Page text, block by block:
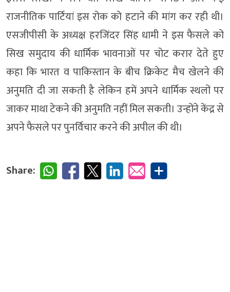
राजनीतिक पार्टियां इस रोक को हटाने की मांग कर रही थी।
एसजीपीसी के अध्यक्ष हरजिंदर सिंह धामी ने इस फैसले को
सिख समुदाय की धार्मिक भावनाओं पर चोट करार देते हुए
कहा कि भारत व पाकिस्तान के बीच क्रिकेट मैच खेलने की
अनुमति दी जा सकती है लेकिन हमें अपने धार्मिक स्थलों पर
जाकर माथा टेकने की अनुमति नहीं मिल सकती। उन्होंने केंद्र से
अपने फैसले पर पुनर्विचार करने की अपील की थी।
Share: